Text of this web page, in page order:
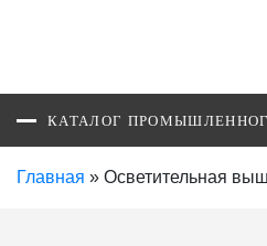
КАТАЛОГ
Главная » Осветительная